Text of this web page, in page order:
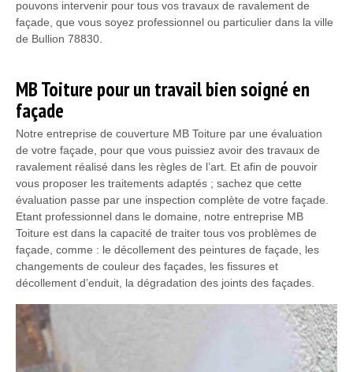
pouvons intervenir pour tous vos travaux de ravalement de
façade, que vous soyez professionnel ou particulier dans la ville
de Bullion 78830.
MB Toiture pour un travail bien soigné en
façade
Notre entreprise de couverture MB Toiture par une évaluation
de votre façade, pour que vous puissiez avoir des travaux de
ravalement réalisé dans les règles de l’art. Et afin de pouvoir
vous proposer les traitements adaptés ; sachez que cette
évaluation passe par une inspection complète de votre façade.
Etant professionnel dans le domaine, notre entreprise MB
Toiture est dans la capacité de traiter tous vos problèmes de
façade, comme : le décollement des peintures de façade, les
changements de couleur des façades, les fissures et
décollement d’enduit, la dégradation des joints des façades.